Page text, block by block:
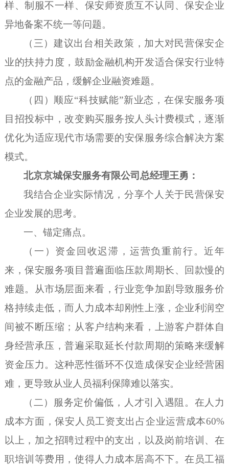
样、制服不一样、保安师资质互不认同、保安企业
异地备案不统一等问题。
（三）建议出台相关政策，加大对民营保安企
业的扶持力度，鼓励金融机构开发适合保安行业特
点的金融产品，缓解企业融资难题。
（四）顺应“科技赋能”新业态，在保安服务项
目招投标中，改变购买服务按人头计费模式，逐渐
优化为适应现代市场需要的安保服务综合解决方案
模式。
北京京城保安服务有限公司 总经理王勇 ：
我结合企业实际情况，分享个人 关于民营保安
企业发展的思考。
一、 锚定痛点。
（一） 资金回收迟滞，运营负重前行。近年
来，保安服务项目普遍面临压款周期长、回款慢的
难题。
从市场层面来看，行业竞争加剧导致服务价
格持续走低，而人力成本却刚性上涨，企业利润空
间被不断压缩；从客户结构来看，上游客户群体自
身经营承压，普遍采取延长付款周期的策略来缓解
资金压力 。 这种恶性循环不仅造成保安企业经营困
难，更导致从业人员福利保障难以落实。
（二） 服务定价偏低，人才引入遇阻 。 在人力
成本方面，保安人员工资支出占企业运营成本60%
以上 ， 加之招聘过程中的支出 ，以及岗前培训、在
职培训等费用，使得人力成本居高不下。在员工福